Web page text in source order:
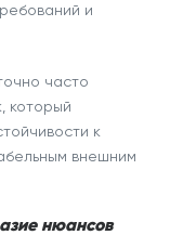
и
часто
, который
к
внешним
нюансов